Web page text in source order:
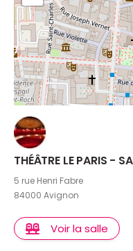
THÉÂTRE LE PARIS -
5 rue Henri Fabre
84000 Avignon
Voir la salle